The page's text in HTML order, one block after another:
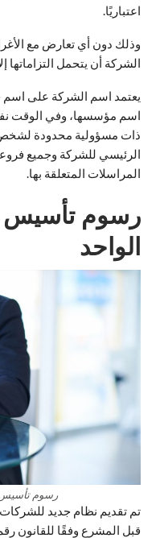
اعتباريًا.
وذلك دون أي تعارض مع
الشركة أن يتحمل
يعتمد اسم الشركة على اسم
اسم مؤسسها، وفي الوقت
ذات مسؤولية محدودة لشخص
الرئيسي للشركة وجميع
المراسلات المتعلقة بها.
رسوم
الواحد
رسوم
تم تقديم نظام جديد